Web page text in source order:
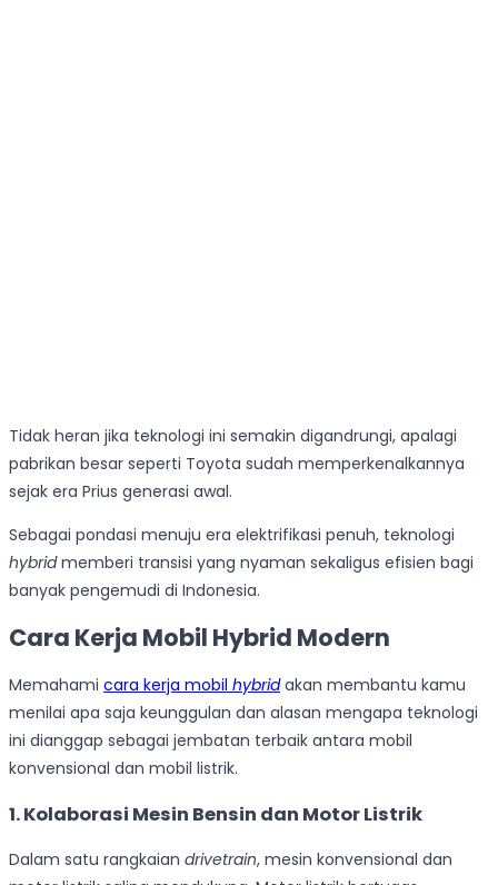
Tidak heran jika teknologi ini semakin digandrungi, apalagi
pabrikan besar seperti Toyota sudah memperkenalkannya
sejak era Prius generasi awal.
Sebagai pondasi menuju era elektrifikasi penuh, teknologi
hybridmemberi transisi yang nyaman sekaligus efisien bagi
banyak pengemudi di Indonesia.
Cara Kerja Mobil Hybrid Modern
Memahami cara kerja mobil hybridakan membantu kamu
menilai apa saja keunggulan dan alasan mengapa teknologi
ini dianggap sebagai jembatan terbaik antara mobil
konvensional dan mobil listrik.
1. Kolaborasi Mesin Bensin dan Motor Listrik
Dalam satu rangkaian drivetrain, mesin konvensional dan